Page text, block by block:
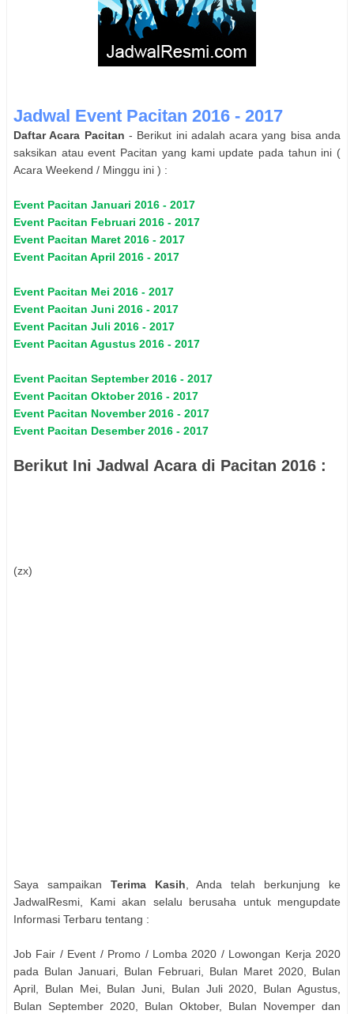
Jadwal Event Pacitan 2016 - 2017
Daftar Acara Pacitan - Berikut ini adalah acara yang bisa anda
saksikan atau event Pacitan yang kami update pada tahun ini (
Acara Weekend / Minggu ini ) :
Event Pacitan Januari 2016 - 2017
Event Pacitan Februari 2016 - 2017
Event Pacitan Maret 2016 - 2017
Event Pacitan April 2016 - 2017
Event Pacitan Mei 2016 - 2017
Event Pacitan Juni 2016 - 2017
Event Pacitan Juli 2016 - 2017
Event Pacitan Agustus 2016 - 2017
Event Pacitan September 2016 - 2017
Event Pacitan Oktober 2016 - 2017
Event Pacitan November 2016 - 2017
Event Pacitan Desember 2016 - 2017
Berikut Ini Jadwal Acara di Pacitan 2016 :
(zx)
Saya sampaikan Terima Kasih , Anda telah berkunjung ke
JadwalResmi, Kami akan selalu berusaha untuk mengupdate
Informasi Terbaru tentang :
Job Fair / Event / Promo / Lomba 2020 / Lowongan Kerja 2020
pada Bulan Januari, Bulan Februari, Bulan Maret 2020, Bulan
April, Bulan Mei, Bulan Juni, Bulan Juli 2020, Bulan Agustus,
Bulan September 2020, Bulan Oktober, Bulan Novemper dan